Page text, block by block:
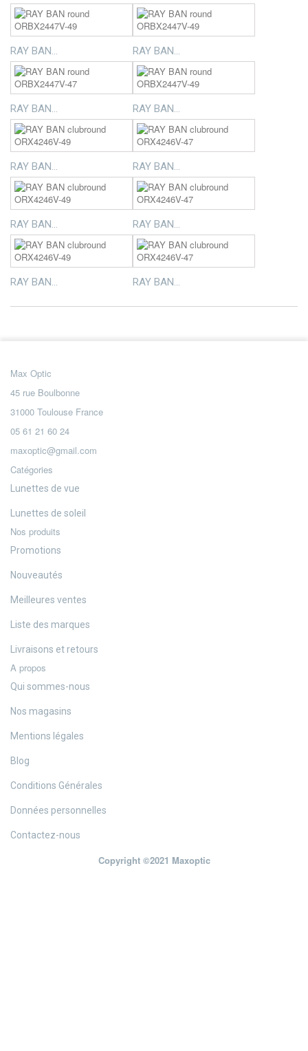
RAY BAN... RAY BAN...
RAY BAN... RAY BAN...
RAY BAN... RAY BAN...
RAY BAN... RAY BAN...
RAY BAN... RAY BAN...
Max Optic
45 rue Boulbonne
31000 Toulouse France
05 61 21 60 24
maxoptic@gmail.com
Catégories
Lunettes de vue
Lunettes de soleil
Nos produits
Promotions
Nouveautés
Meilleures ventes
Liste des marques
Livraisons et retours
A propos
Qui sommes-nous
Nos magasins
Mentions légales
Blog
Conditions Générales
Données personnelles
Contactez-nous
Copyright ©2021 Maxoptic